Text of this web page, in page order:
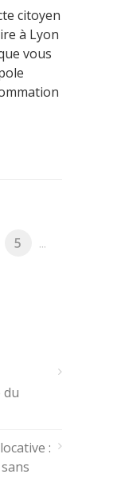
citoyen
à Lyon
vous
5
...
du
: